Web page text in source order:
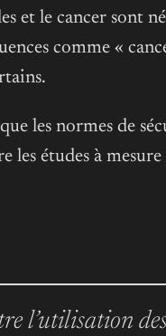
et le cancer sont
comme «
.
les normes de
études à
l’utilisation